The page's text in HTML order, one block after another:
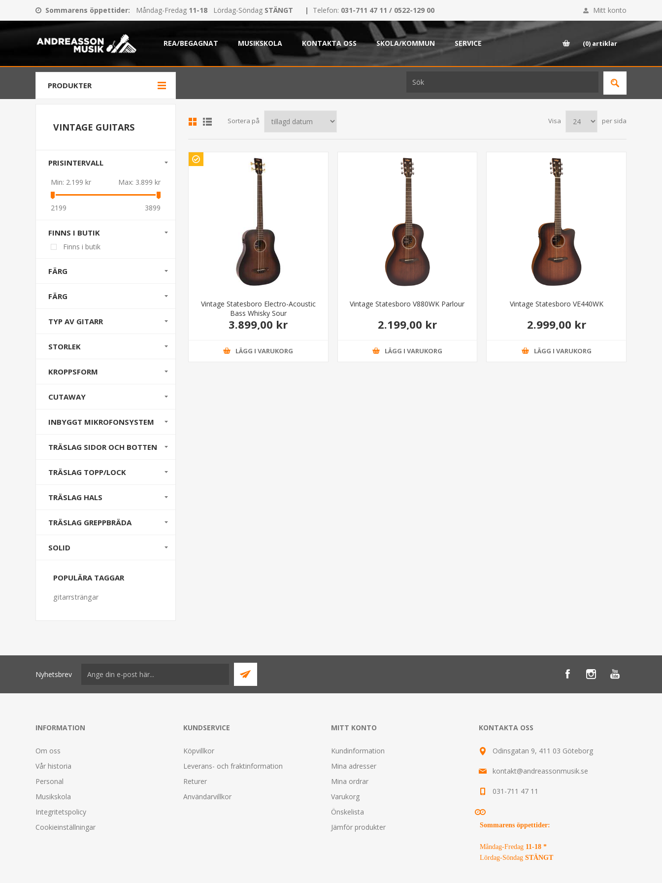
Sommarens öppettider: Måndag-Fredag 11-18 Lördag-Söndag STÄNGT | Telefon: 031-711 47 11 / 0522-129 00 Mitt konto
REA/BEGAGNAT MUSIKSKOLA KONTAKTA OSS SKOLA/KOMMUN SERVICE (0) artiklar
PRODUKTER
Sortera på Visa per sida
Vintage Statesboro Electro-Acoustic
Bass Whisky Sour
3.899,00 kr
LÄGG I VARUKORG
Vintage Statesboro V880WK Parlour
2.199,00 kr
LÄGG I VARUKORG
Vintage Statesboro VE440WK
2.999,00 kr
LÄGG I VARUKORG
VINTAGE GUITARS
PRISINTERVALL
Min: 2.199 kr Max: 3.899 kr
2199 3899
FINNS I BUTIK
Finns i butik
FÄRG
FÄRG
TYP AV GITARR
STORLEK
KROPPSFORM
CUTAWAY
INBYGGT MIKROFONSYSTEM
TRÄSLAG SIDOR OCH BOTTEN
TRÄSLAG TOPP/LOCK
TRÄSLAG HALS
TRÄSLAG GREPPBRÄDA
SOLID
POPULÄRA TAGGAR
gitarrsträngar
Nyhetsbrev
INFORMATION
Om oss
Vår historia
Personal
Musikskola
Integritetspolicy
Cookieinställningar
KUNDSERVICE
Köpvillkor
Leverans- och fraktinformation
Returer
Användarvillkor
MITT KONTO
Kundinformation
Mina adresser
Mina ordrar
Varukorg
Önskelista
Jämför produkter
KONTAKTA OSS
Odinsgatan 9, 411 03 Göteborg
kontakt@andreassonmusik.se
031-711 47 11
Sommarens öppettider:
Måndag-Fredag 11-18 *
Lördag-Söndag STÄNGT